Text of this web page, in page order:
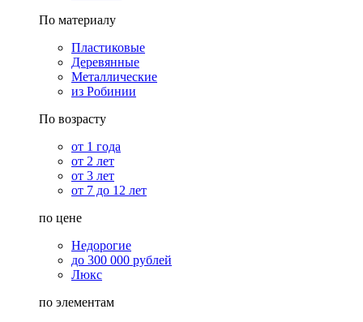
По материалу
Пластиковые
Деревянные
Металлические
из Робинии
По возрасту
от 1 года
от 2 лет
от 3 лет
от 7 до 12 лет
по цене
Недорогие
до 300 000 рублей
Люкс
по элементам